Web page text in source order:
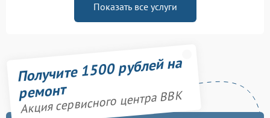
Показать все услуги
Получите 1500 рублей на
ремонт
Акция сервисного центра BBK